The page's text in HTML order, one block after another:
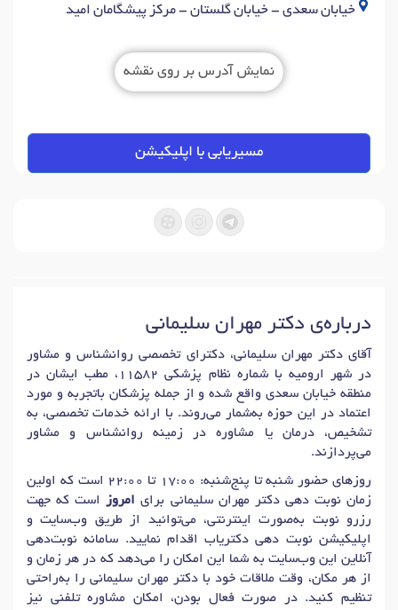
خیابان سعدی - خیابان گلستان - مرکز پیشگامان امید
نمایش آدرس بر روی نقشه
مسیریابی با اپلیکیشن
درباره‌ی دکتر مهران سلیمانی
آقای دکتر مهران سلیمانی، دکترای تخصصی روانشناس و مشاور
در شهر ارومیه با شماره نظام پزشکی 11582، مطب ایشان در
منطقه خیابان سعدی واقع شده و از جمله پزشکان باتجربه و مورد
اعتماد در این حوزه به‌شمار می‌روند. با ارائه خدمات تخصصی، به
تشخیص، درمان یا مشاوره در زمینه روانشناس و مشاور
می‌پردازند.
روزهای حضور شنبه تا پنج‌شنبه: 17:00 تا 22:00 است که اولین
زمان نوبت دهی دکتر مهران سلیمانی برای امروز
است که جهت
رزرو نوبت به‌صورت اینترنتی، می‌توانید از طریق وب‌سایت و
اپلیکیشن نوبت دهی دکتریاب اقدام نمایید. سامانه نوبت‌دهی
آنلاین این وب‌سایت به شما این امکان را می‌دهد که در هر زمان و
از هر مکان، وقت ملاقات خود با دکتر مهران سلیمانی را به‌راحتی
تنظیم کنید. در صورت فعال بودن، امکان مشاوره تلفنی نیز